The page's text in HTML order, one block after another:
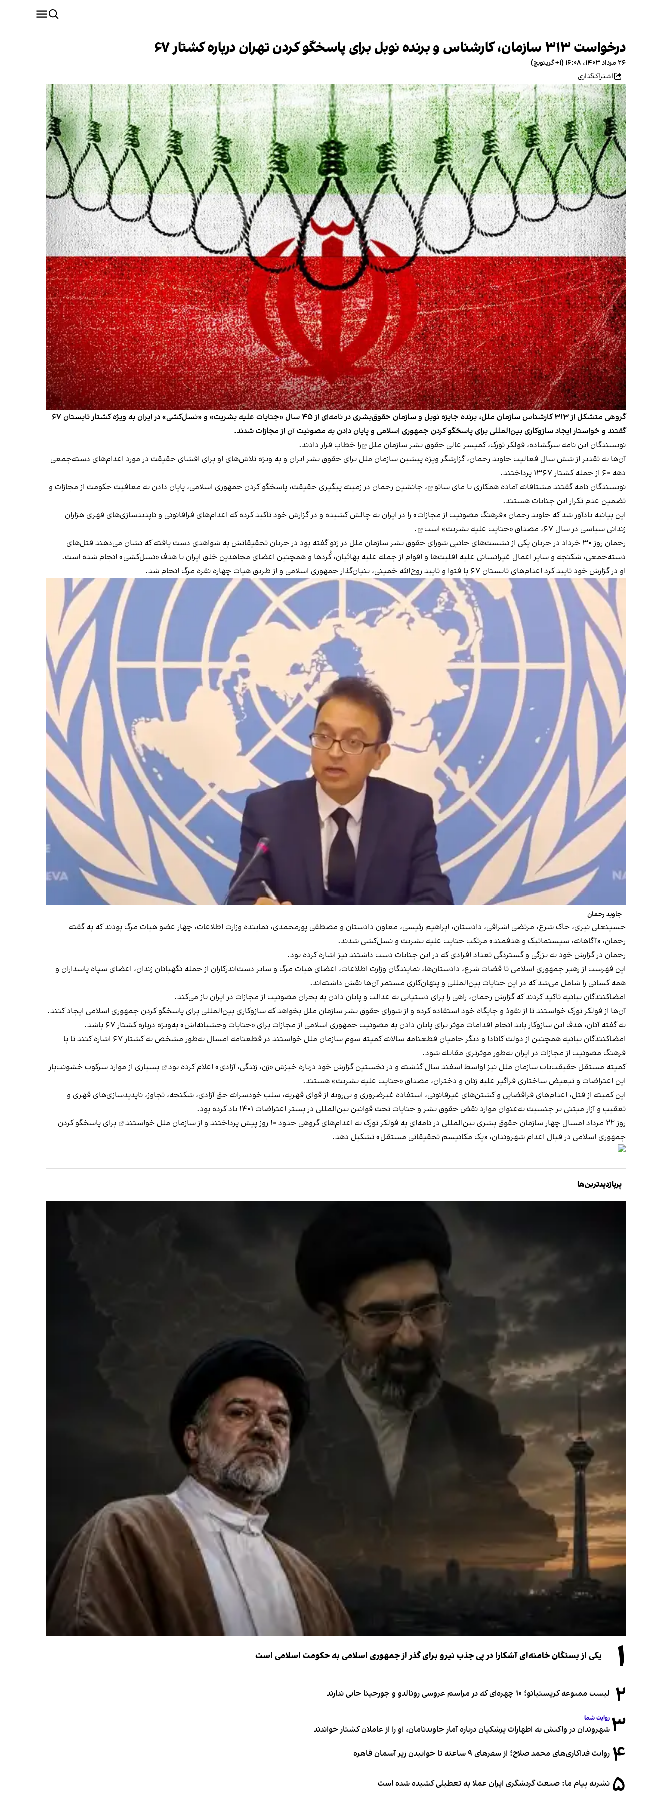
درخواست ۳۱۳ سازمان، کارشناس و برنده نوبل برای پاسخگو کردن تهران درباره کشتار ۶۷
۲۶ مرداد ۱۴۰۳، ۱۶:۰۸ (‎+۱ گرینویچ)
اشتراک‌گذاری
گروهی متشکل از ۳۱۳ کارشناس سازمان ملل، برنده جایزه نوبل و سازمان حقوق‌بشری در نامه‌ای از ۴۵ سال «جنایات علیه بشریت» و «نسل‌کشی» در ایران به ویژه کشتار تابستان ۶۷
گفتند و خواستار ایجاد سازوکاری بین‌المللی برای پاسخگو کردن جمهوری اسلامی و پایان دادن به مصونیت آن از مجازات شدند.
نویسندگان این نامه سرگشاده، فولکر تورک، کمیسر عالی حقوق بشر سازمان ملل
را خطاب قرار دادند.
آن‌ها به تقدیر از شش سال فعالیت جاوید رحمان، گزارشگر ویژه پیشین سازمان ملل برای حقوق بشر ایران و به ویژه تلاش‌های او برای افشای حقیقت در مورد اعدام‌های دسته‌جمعی
دهه ۶۰ از جمله کشتار ۱۳۶۷ پرداختند.
نویسندگان نامه گفتند مشتاقانه آماده همکاری با مای ساتو
، جانشین رحمان در زمینه پیگیری حقیقت، پاسخگو کردن جمهوری اسلامی، پایان دادن به معافیت حکومت از مجازات و
تضمین عدم تکرار این جنایات هستند.
این بیانیه یادآور شد که جاوید رحمان «فرهنگ مصونیت از مجازات» را در ایران به چالش کشیده و در گزارش خود تاکید کرده که اعدام‌های فراقانونی و ناپدیدسازی‌های قهری هزاران
زندانی سیاسی در سال ۶۷،
مصداق «جنایت علیه بشریت» است
.
رحمان روز ۳۰ خرداد در جریان یکی از نشست‌های جانبی شورای حقوق بشر سازمان ملل در ژنو گفته بود در جریان تحقیقاتش به شواهدی دست یافته که نشان می‌دهند قتل‌های
دسته‌جمعی، شکنجه و سایر اعمال غیرانسانی علیه اقلیت‌ها و اقوام از جمله علیه بهائیان، کُردها و همچنین اعضای مجاهدین خلق ایران با هدف «نسل‌کشی» انجام شده است.
او در گزارش خود تایید کرد اعدام‌های تابستان ۶۷ با فتوا و تایید روح‌الله خمینی، بنیان‌گذار جمهوری اسلامی و از طریق هیات چهاره نفره مرگ انجام شد.
جاوید رحمان
حسینعلی نیری، حاک شرع، مرتضی اشراقی، دادستان، ابراهیم رئیسی، معاون دادستان و مصطفی پورمحمدی، نماینده وزارت اطلاعات، چهار عضو هیات مرگ بودند که به گفته
رحمان، «آگاهانه، سیستماتیک و هدفمند» مرتکب جنایت علیه بشریت و نسل‌کشی شدند.
رحمان در گزارش خود به بزرگی و گستردگی تعداد افرادی که در این جنایات دست داشتند نیز اشاره کرده بود.
این فهرست از رهبر جمهوری اسلامی تا قضات شرع، دادستان‌ها، نمایندگان وزارت اطلاعات، اعضای هیات مرگ و سایر دست‌اندرکاران از جمله نگهبانان زندان، اعضای سپاه پاسداران و
همه کسانی را شامل می‌شد که در این جنایات بین‌المللی و پنهان‌کاری مستمر آن‌ها نقش داشته‌اند.
امضاکنندگان بیانیه تاکید کردند که گزارش رحمان، راهی را برای دستیابی به عدالت و پایان دادن به بحران مصونیت از مجازات در ایران باز می‌کند.
آن‌ها از فولکر تورک خواستند تا از نفوذ و جایگاه خود استفاده کرده و از شورای حقوق بشر سازمان ملل بخواهد که سازوکاری بین‌المللی برای پاسخگو کردن جمهوری اسلامی ایجاد کنند.
به گفته آنان، هدف این سازوکار باید انجام اقدامات موثر برای پایان دادن به مصونیت جمهوری اسلامی از مجازات برای «جنایات وحشیانه‌اش» به‌ویژه درباره کشتار ۶۷ باشد.
امضاکنندگان بیانیه همچنین از دولت کانادا و دیگر حامیان قطعنامه سالانه کمیته سوم سازمان ملل خواستند در قطعنامه امسال به‌طور مشخص به کشتار ۶۷ اشاره کنند تا با
فرهنگ مصونیت از مجازات در ایران به‌طور موثرتری مقابله شود.
کمیته مستقل حقیقت‌یاب سازمان ملل نیز اواسط اسفند سال گذشته و در نخستین گزارش خود درباره خیزش «زن، زندگی، آزادی» اعلام کرده بود
بسیاری از موارد سرکوب خشونت‌بار
این اعتراضات و تبعیض ساختاری فراگیر علیه زنان و دختران، مصداق «جنایت علیه بشریت» هستند.
این کمیته از قتل، اعدام‌های فراقضایی و کشتن‌های غیرقانونی، استفاده غیرضروری و بی‌رویه از قوای قهریه، سلب خودسرانه حق آزادی، شکنجه، تجاوز، ناپدیدسازی‌های قهری و
تعقیب و آزار مبتنی بر جنسیت به‌عنوان موارد نقض حقوق بشر و جنایات تحت قوانین بین‌المللی در بستر اعتراضات ۱۴۰۱ یاد کرده بود.
روز ۲۲ مرداد امسال چهار سازمان حقوق بشری بین‌المللی در نامه‌ای به فولکر تورک به اعدام‌های گروهی حدود ۱۰ روز پیش پرداختند و
از سازمان ملل خواستند
برای پاسخگو کردن
جمهوری اسلامی در قبال اعدا‌م شهروندان، «یک مکانیسم‌ تحقیقاتی مستقل» تشکیل دهد.
پربازدیدترین‌ها
۱ یکی از بستگان خامنه‌ای آشکارا در پی جذب نیرو برای گذر از جمهوری اسلامی به حکومت اسلامی است
۲ لیست ممنوعه کریستیانو؛ ۱۰ چهره‌ای که در مراسم عروسی رونالدو و جورجینا جایی ندارند
۳ روایت شما
شهروندان در واکنش به اظهارات پزشکیان درباره آمار جاویدنامان، او را از عاملان کشتار خواندند
۴ روایت فداکاری‌های محمد صلاح؛ از سفرهای ۹ ساعته تا خوابیدن زیر آسمان قاهره
۵ نشریه پیام ما: صنعت گردشگری ایران عملا به تعطیلی کشیده شده است